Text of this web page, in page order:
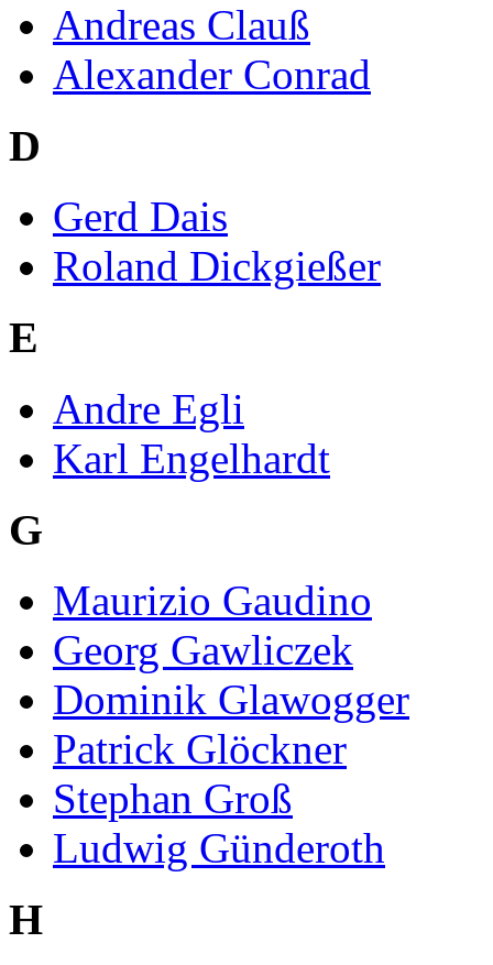
Andreas Clauß
Alexander Conrad
D
Gerd Dais
Roland Dickgießer
E
Andre Egli
Karl Engelhardt
G
Maurizio Gaudino
Georg Gawliczek
Dominik Glawogger
Patrick Glöckner
Stephan Groß
Ludwig Günderoth
H